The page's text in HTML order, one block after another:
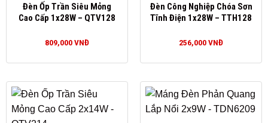
Đèn Ốp Trần Siêu Mỏng
Cao Cấp 1x28W – QTV128
809,000VNĐ
Đèn Công Nghiệp Chóa Sơn
Tĩnh Điện 1x28W – TTH128
256,000VNĐ